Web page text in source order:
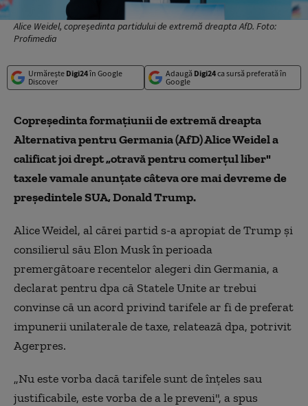
Alice Weidel, copreședinta partidului de extremă dreapta AfD. Foto:
Profimedia
Urmărește Digi24în Google
Discover
Adaugă Digi24ca sursă preferată în
Google
Copreşedinta formaţiunii de extremă dreapta
Alternativa pentru Germania (AfD) Alice Weidel a
calificat joi drept „otravă pentru comerţul liber"
taxele vamale anunţate câteva ore mai devreme de
preşedintele SUA, Donald Trump.
Alice Weidel, al cărei partid s-a apropiat de Trump şi
consilierul său Elon Musk în perioada
premergătoare recentelor alegeri din Germania, a
declarat pentru dpa că Statele Unite ar trebui
convinse că un acord privind tarifele ar fi de preferat
impunerii unilaterale de taxe, relatează dpa, potrivit
Agerpres.
„Nu este vorba dacă tarifele sunt de înţeles sau
justificabile, este vorba de a le preveni", a spus